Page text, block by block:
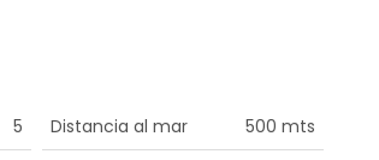
5 Distancia al mar 500 mts